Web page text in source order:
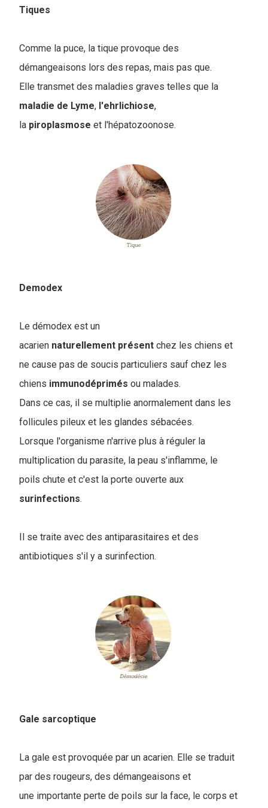
Tiques
Comme la puce, la tique provoque des
démangeaisons lors des repas, mais pas que.
Elle transmet des maladies graves telles que la
maladie de Lyme, l'ehrlichiose,
la piroplasmose et l'hépatozoonose.
Demodex
Le démodex est un
acarien naturellement présent chez les chiens et
ne cause pas de soucis particuliers sauf chez les
chiens immunodéprimés ou malades.
Dans ce cas, il se multiplie anormalement dans les
follicules pileux et les glandes sébacées.
Lorsque l'organisme n'arrive plus à réguler la
multiplication du parasite, la peau s'inflamme, le
poils chute et c'est la porte ouverte aux
surinfections.
Il se traite avec des antiparasitaires et des
antibiotiques s'il y a surinfection.
Gale sarcoptique
La gale est provoquée par un acarien. Elle se traduit
par des rougeurs, des démangeaisons et
une importante perte de poils sur la face, le corps et